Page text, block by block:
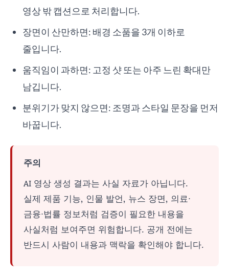
영상 밖 캡션으로 처리합니다.
장면이 산만하면: 배경 소품을 3개 이하로
줄입니다.
움직임이 과하면: 고정 샷 또는 아주 느린 확대만
남깁니다.
분위기가 맞지 않으면: 조명과 스타일 문장을 먼저
바꿉니다.
주의
AI 영상 생성 결과는 사실 자료가 아닙니다.
실제 제품 기능, 인물 발언, 뉴스 장면, 의료·
금융·법률 정보처럼 검증이 필요한 내용을
사실처럼 보여주면 위험합니다. 공개 전에는
반드시 사람이 내용과 맥락을 확인해야 합니다.